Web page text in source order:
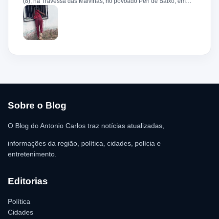
Bacabeira. Segundo informações da Polícia Militar, o suspeito,
de 36 anos, teria tentado invadir um estabelecimento comercial,
mas acabou ficando preso na grade do imóvel. Ao chegar ao
local, a guarnição encontrou o homem deitado no chão,
aparentando estar desacordado. De acordo com a vítima,
chegada dos policiais. O Serviço de Atendimento Móvel de
para as providências legais.
Sobre o Blog
O Blog do Antonio Carlos traz notícias atualizadas,
informações da região, política, cidades, polícia e
entretenimento.
Editorias
Política
Cidades